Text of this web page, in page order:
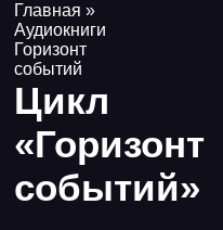
Главная »
Аудиокниги
Горизонт
событий
Цикл
«Горизонт
событий»